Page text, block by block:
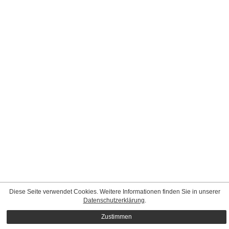
Diese Seite verwendet Cookies. Weitere Informationen finden Sie in unserer
Datenschutzerklärung.
Zustimmen